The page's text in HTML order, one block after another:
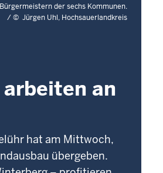
der sechs Kommunen.
/© Jürgen Uhl, Hochsauerlandkreis
an
hat am Mittwoch,
übergeben.